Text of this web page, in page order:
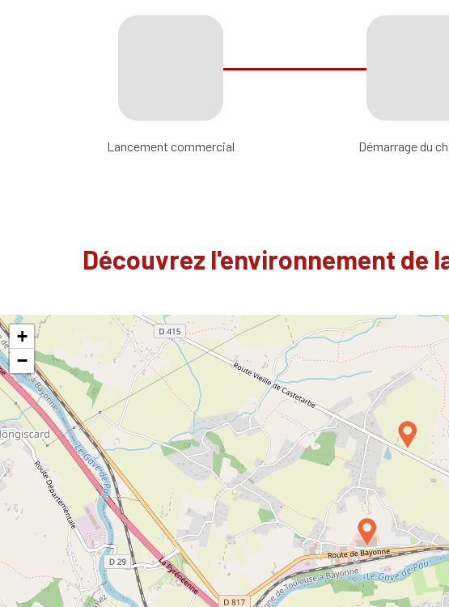
Lancement commercial Démarrage du
Découvrez l'environnement de
+
−